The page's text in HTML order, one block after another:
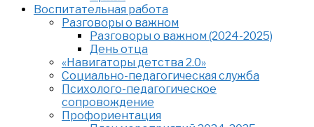
Воспитательная работа
Разговоры о важном
Разговоры о важном (2024-2025)
День отца
«Навигаторы детства 2.0»
Социально-педагогическая служба
Психолого-педагогическое
сопровождение
Профориентация